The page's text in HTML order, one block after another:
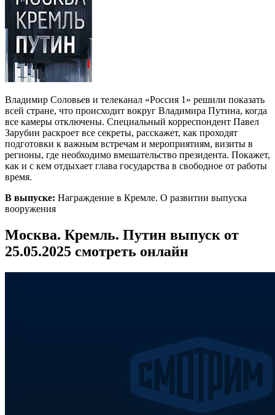
Владимир Соловьев и телеканал «Россия 1» решили показать
всей стране, что происходит вокруг Владимира Путина, когда
все камеры отключены. Специальный корреспондент Павел
Зарубин раскроет все секреты, расскажет, как проходят
подготовки к важным встречам и мероприятиям, визиты в
регионы, где необходимо вмешательство президента. Покажет,
как и с кем отдыхает глава государства в свободное от работы
время.
В выпуске: Награждение в Кремле. О развитии выпуска
вооружения
Москва. Кремль. Путин выпуск от
25.05.2025 смотреть онлайн